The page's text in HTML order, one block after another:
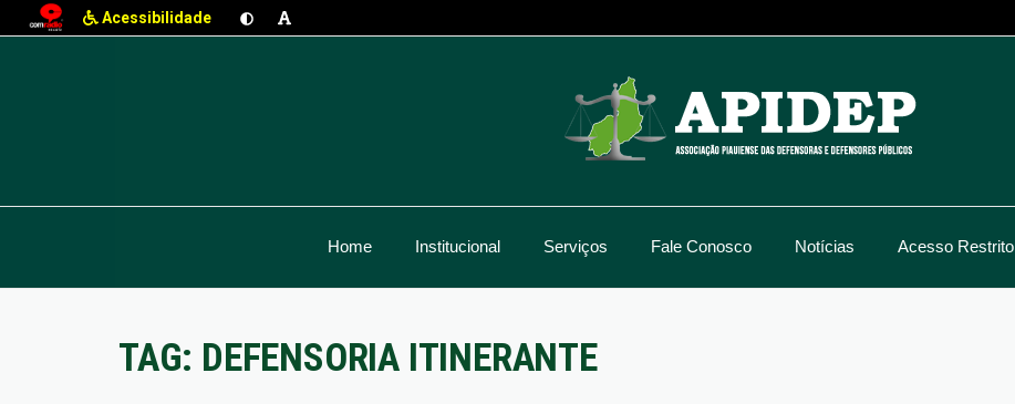
Acessibilidade
Home Institucional Serviços Fale Conosco Notícias Acesso Restrito
TAG: DEFENSORIA ITINERANTE